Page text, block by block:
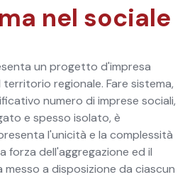
nel sociale
un progetto d'impresa
regionale. Fare sistema,
numero di imprese sociali,
e spesso isolato, è
l'unicità e la complessità
forza dell'aggregazione ed il
a disposizione da ciascun